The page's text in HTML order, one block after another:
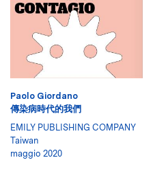
Paolo Giordano
傳染病時代的我們
EMILY PUBLISHING COMPANY
Taiwan
maggio 2020